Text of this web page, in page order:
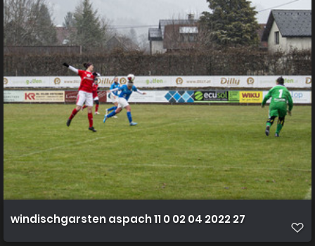
windischgarsten aspach 11 0 02 04 2022 27